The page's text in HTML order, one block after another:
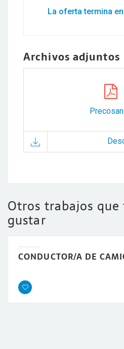
La oferta termina
Archivos adjuntos
Otros trabajos
gustar
CONDUCTOR/A DE